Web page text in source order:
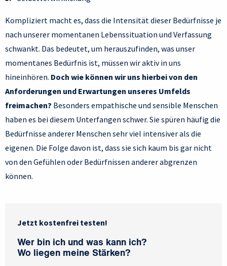
Kompliziert macht es, dass die Intensität dieser Bedürfnisse je
nach unserer momentanen Lebenssituation und Verfassung
schwankt. Das bedeutet, um herauszufinden, was unser
momentanes Bedürfnis ist, müssen wir aktiv in uns
hineinhören. Doch wie können wir uns hierbei von den
Anforderungen und Erwartungen unseres Umfelds
freimachen? Besonders empathische und sensible Menschen
haben es bei diesem Unterfangen schwer. Sie spüren häufig die
Bedürfnisse anderer Menschen sehr viel intensiver als die
eigenen. Die Folge davon ist, dass sie sich kaum bis gar nicht
von den Gefühlen oder Bedürfnissen anderer abgrenzen
können.
Jetzt kostenfrei testen!
Wer bin ich und was kann ich?
Wo liegen meine Stärken?